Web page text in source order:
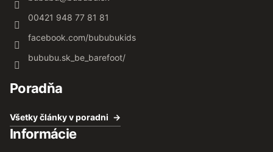
00421 948 77 81 81
facebook.com/bububukids
bububu.sk_be_barefoot/
Poradňa
Všetky články v poradni
Informácie